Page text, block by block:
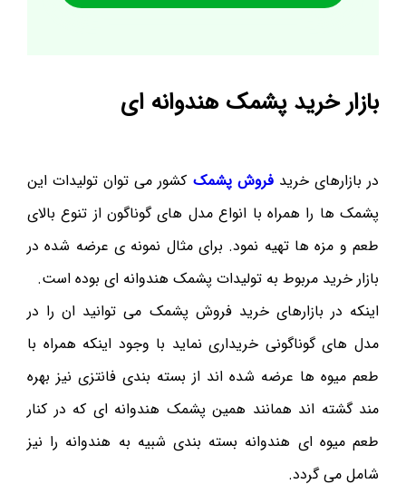
بازار خرید پشمک هندوانه ای
در بازارهای خریدفروش پشمک کشور می توان تولیدات این
پشمک ها را همراه با انواع مدل های گوناگون از تنوع بالای
طعم و مزه ها تهیه نمود. برای مثال نمونه ی عرضه شده در
بازار خرید مربوط به تولیدات پشمک هندوانه ای بوده است.
اینکه در بازارهای خرید فروش پشمک می توانید ان را در
مدل های گوناگونی خریداری نماید با وجود اینکه همراه با
طعم میوه ها عرضه شده اند از بسته بندی فانتزی نیز بهره
مند گشته اند همانند همین پشمک هندوانه ای که در کنار
طعم میوه ای هندوانه بسته بندی شبیه به هندوانه را نیز
شامل می گردد.